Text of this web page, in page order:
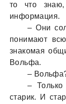
то что
информация.
– Они
понимают
знакомая
Вольфа.
–
–
старик. И